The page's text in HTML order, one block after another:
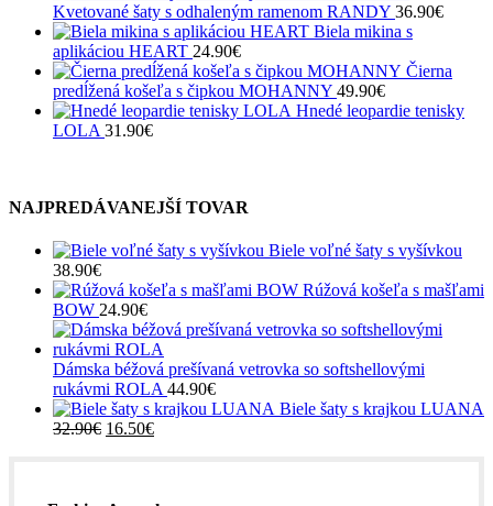
Kvetované šaty s odhaleným ramenom RANDY 36.90€
Biela mikina s
aplikáciou HEART 24.90€
Čierna
predĺžená košeľa s čipkou MOHANNY 49.90€
Hnedé leopardie tenisky
LOLA 31.90€
NAJPREDÁVANEJŠÍ TOVAR
Biele voľné šaty s vyšívkou
38.90€
Rúžová košeľa s mašľami
BOW 24.90€
Dámska béžová prešívaná vetrovka so softshellovými
rukávmi ROLA 44.90€
Biele šaty s krajkou LUANA
32.90€ Pôvodná
16.50€Aktuálna